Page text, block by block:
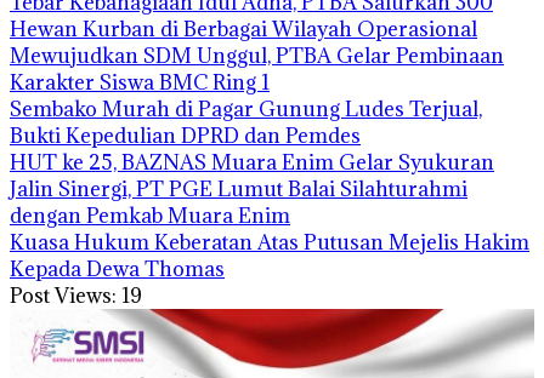
Hewan Kurban di Berbagai Wilayah Operasional
Mewujudkan SDM Unggul, PTBA Gelar Pembinaan
Karakter Siswa BMC Ring 1
Sembako Murah di Pagar Gunung Ludes Terjual,
Bukti Kepedulian DPRD dan Pemdes
HUT ke 25, BAZNAS Muara Enim Gelar Syukuran
Jalin Sinergi, PT PGE Lumut Balai Silahturahmi
dengan Pemkab Muara Enim
Kuasa Hukum Keberatan Atas Putusan Mejelis Hakim
Kepada Dewa Thomas
Post Views: 19